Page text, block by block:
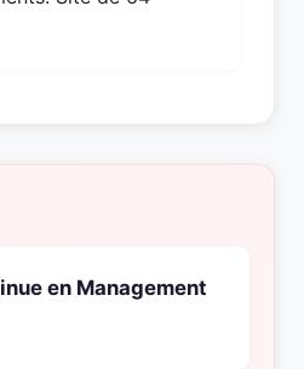
en Management